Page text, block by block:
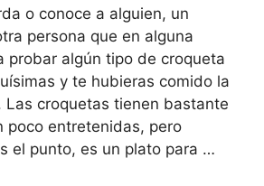
o conoce a alguien, un
persona que en alguna
probar algún tipo de croqueta
y te hubieras comido la
Las croquetas tienen bastante
poco entretenidas, pero
el punto, es un plato para …